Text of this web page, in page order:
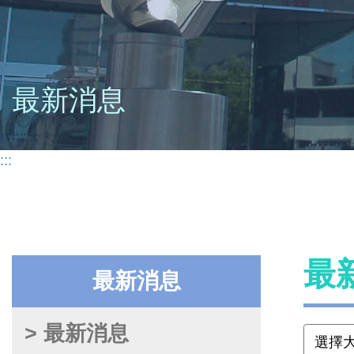
最新消息
:::
最新消息
> 最新消息
最